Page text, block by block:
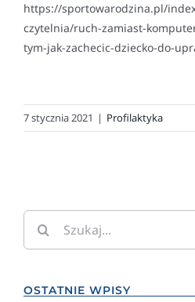
https://sportowarodzina.pl/
czytelnia/ruch-zamiast-
tym-jak-zachecic-dziecko-do-
7 stycznia 2021 | Profilaktyka
OSTATNIE WPISY